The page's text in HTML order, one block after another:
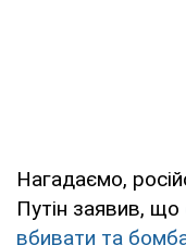
Нагадаємо,
Путін заявив, що
вбивати та